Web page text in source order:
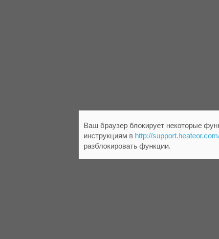
Ваш браузер блокирует некоторые
инструкциям в http://
разблокировать функции.